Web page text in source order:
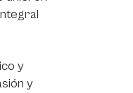
y
y